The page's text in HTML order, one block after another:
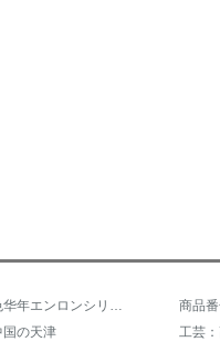
商品名称：锦色华年エンロンシリーズカーン 商品
国の天津
工芸